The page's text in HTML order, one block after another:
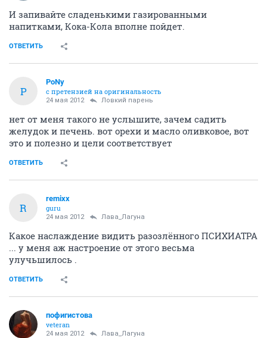
И запивайте сладенькими газированными
напитками, Кока-Кола вполне пойдет.
ОТВЕТИТЬ
P
PoNy
с претензией на оригинальность
24 мая 2012 Ловкий парень
нет от меня такого не услышите, зачем садить
желудок и печень. вот орехи и масло оливковое, вот
это и полезно и цели соответствует
ОТВЕТИТЬ
R
remixx
guru
24 мая 2012 Лава_Лагуна
Какое наслаждение видить разозлённого ПСИХИАТРА
... у меня аж настроение от этого весьма
улучьшилось .
ОТВЕТИТЬ
пофигистова
veteran
24 мая 2012 Лава_Лагуна